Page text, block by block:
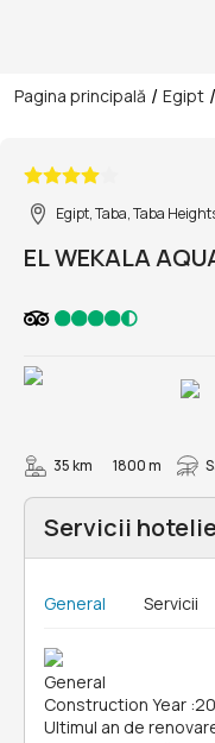
Pagina principală / Egipt /
Egipt, Taba, Taba
EL WEKALA
35 km 1800 m
Servicii
General Servicii
General
Construction Year :
Ultimul an de